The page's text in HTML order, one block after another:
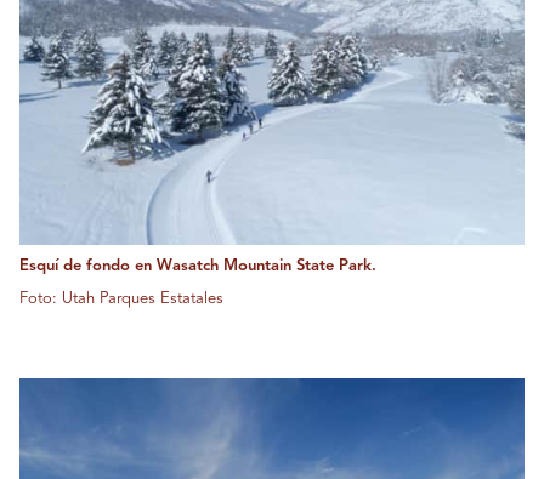
Esquí de fondo en Wasatch Mountain State Park.
Foto: Utah Parques Estatales